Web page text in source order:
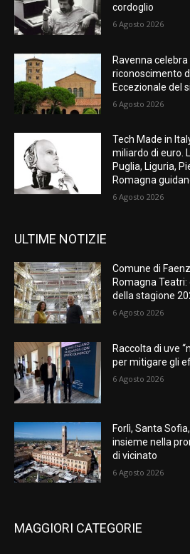
cordoglio
6 Agosto 2026
Ravenna celebra
riconoscimento
Eccezionale del
6 Agosto 2026
Tech Made in
miliardo di euro.
Puglia, Liguria,
Romagna
6 Agosto 2026
ULTIME NOTIZIE
Comune di
Romagna
della stagione
6 Agosto 2026
Raccolta di uve
per mitigare gli
6 Agosto 2026
Forlì, Santa
insieme nella
di vicinato
6 Agosto 2026
MAGGIORI CATEGORIE